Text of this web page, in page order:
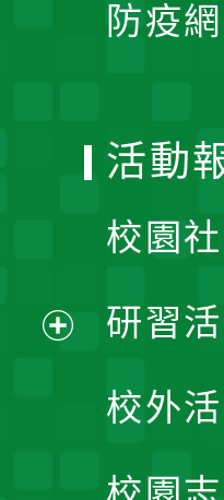
防疫
活動
校園
研習
校外